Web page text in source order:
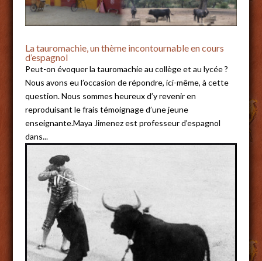
La tauromachie, un thème incontournable en cours
d’espagnol
Peut-on évoquer la tauromachie au collège et au lycée ?
Nous avons eu l’occasion de répondre, ici-même, à cette
question. Nous sommes heureux d’y revenir en
reproduisant le frais témoignage d’une jeune
enseignante.Maya Jimenez est professeur d’espagnol
dans...